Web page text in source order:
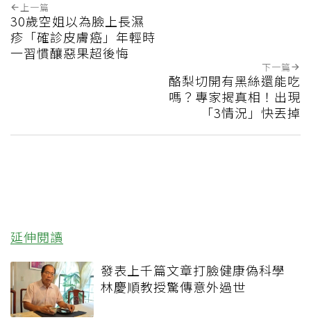
上一篇
30歲空姐以為臉上長濕
疹「確診皮膚癌」年輕時
一習慣釀惡果超後悔
下一篇
酪梨切開有黑絲還能吃
嗎？專家揭真相！出現
「3情況」快丟掉
延伸閱讀
發表上千篇文章打臉健康偽科學
林慶順教授驚傳意外過世